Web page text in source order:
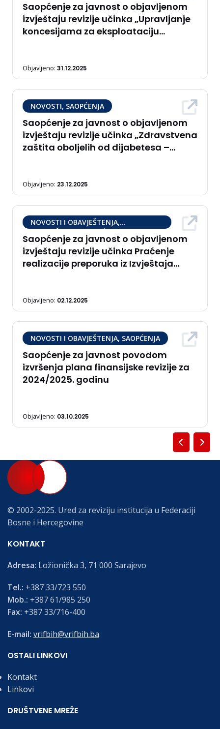
Saopćenje za javnost o objavljenom
izvještaju revizije učinka „Upravljanje
koncesijama za eksploataciju
Objavljeno: 31.12.2025
NOVOSTI, SAOPĆENJA
Saopćenje za javnost o objavljenom
izvještaju revizije učinka „Zdravstvena
zaštita oboljelih od dijabetesa –
Objavljeno: 23.12.2025
NOVOSTI I OBAVJEŠTENJA,
OBAVJEŠTENJA, SAOPĆENJA
Saopćenje za javnost o objavljenom
izvještaju revizije učinka Praćenje
realizacije preporuka iz Izvještaja
Objavljeno: 02.12.2025
NOVOSTI I OBAVJEŠTENJA, SAOPĆENJA
Saopćenje za javnost povodom
izvršenja plana finansijske revizije za
2024/2025. godinu
Objavljeno: 03.10.2025
© 2002-2025. Ured za reviziju institucija u Federaciji
Bosne i Hercegovine
KONTAKT
Adresa: Ložionička 3, 71 000 Sarajevo
Tel.: +387 33/723 550
Mob.: +387 61/985 250
Fax: +387 33/716-400
E-mail: vrifbih@vrifbih.ba
OSTALI LINKOVI
Kontakt
Linkovi
DRUŠTVENE MREŽE